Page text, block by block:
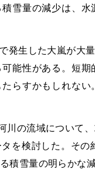
雪量の減少は、
発生した大嵐が大
能性がある。短
らすかもしれない
川の流域について
を検討した。そ
積雪量の明らかな